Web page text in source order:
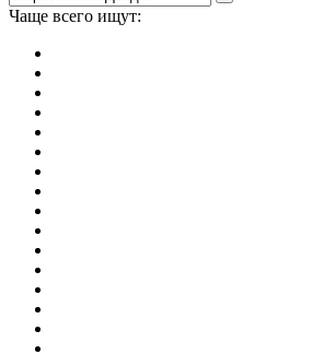
Чаще всего ищут: